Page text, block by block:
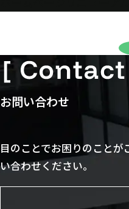
お問い合わせ
目のことでお困りのこと
い合わせください。